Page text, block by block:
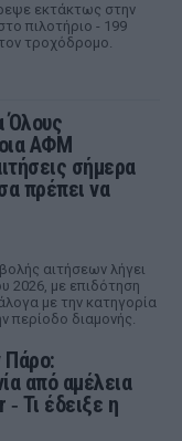
εκτάκτως στην
πιλοτήριο - 199
τροχόδρομο.
Όλους
ΑΦΜ
σήμερα
πρέπει να
αιτήσεων λήγει
2026, με επιδότηση
με την κατηγορία
περίοδο διαμονής.
Πάρο:
από αμέλεια
Τι έδειξε η